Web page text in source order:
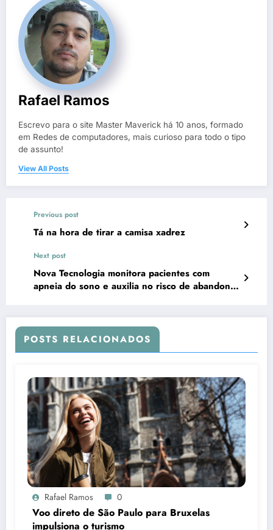
Rafael Ramos
Escrevo para o site Master Maverick há 10 anos, formado
em Redes de computadores, mais curioso para todo o tipo
de assunto!
View All Posts
Previous post
Tá na hora de tirar a camisa xadrez
Next post
Nova Tecnologia monitora pacientes com
apneia do sono e auxilia no risco de abandono
POSTS RELACIONADOS
Rafael Ramos 0
Voo direto de São Paulo para Bruxelas
impulsiona o turismo